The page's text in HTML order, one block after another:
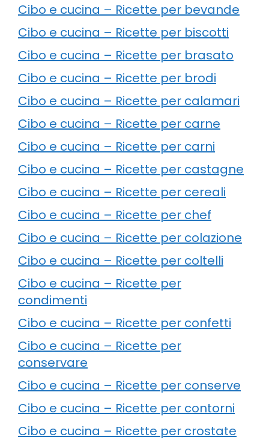
Cibo e cucina – Ricette per bevande
Cibo e cucina – Ricette per biscotti
Cibo e cucina – Ricette per brasato
Cibo e cucina – Ricette per brodi
Cibo e cucina – Ricette per calamari
Cibo e cucina – Ricette per carne
Cibo e cucina – Ricette per carni
Cibo e cucina – Ricette per castagne
Cibo e cucina – Ricette per cereali
Cibo e cucina – Ricette per chef
Cibo e cucina – Ricette per colazione
Cibo e cucina – Ricette per coltelli
Cibo e cucina – Ricette per
condimenti
Cibo e cucina – Ricette per confetti
Cibo e cucina – Ricette per
conservare
Cibo e cucina – Ricette per conserve
Cibo e cucina – Ricette per contorni
Cibo e cucina – Ricette per crostate